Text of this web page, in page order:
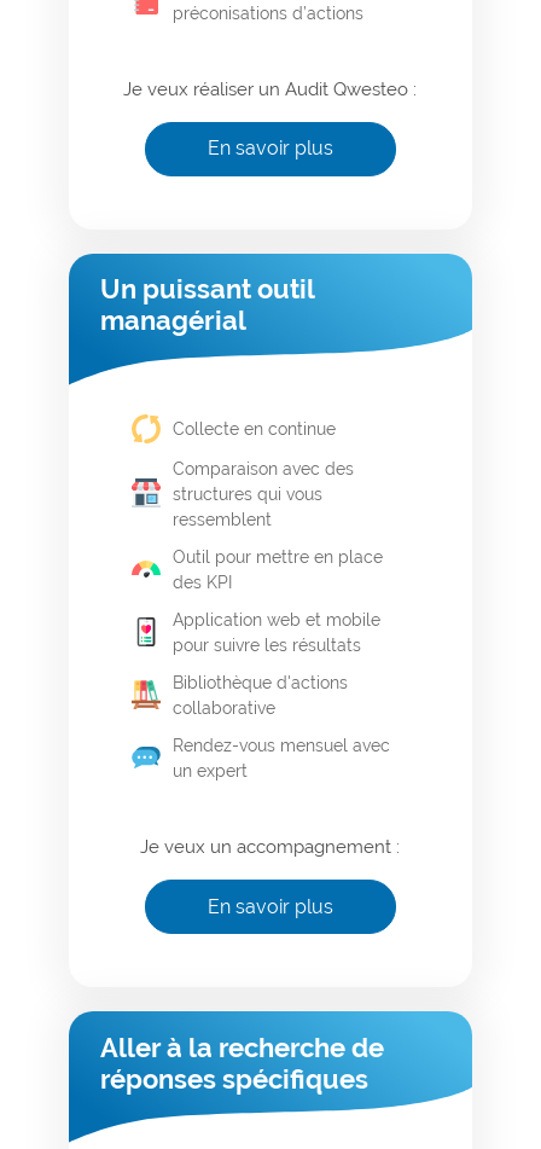
préconisations d’actions
Je veux réaliser un Audit Qwesteo :
En savoir plus
Un puissant outil
managérial
Collecte en continue
Comparaison avec des
structures qui vous
ressemblent
Outil pour mettre en place
des KPI
Application web et mobile
pour suivre les résultats
Bibliothèque d'actions
collaborative
Rendez-vous mensuel avec
un expert
Je veux un accompagnement :
En savoir plus
Aller à la recherche de
réponses spécifiques